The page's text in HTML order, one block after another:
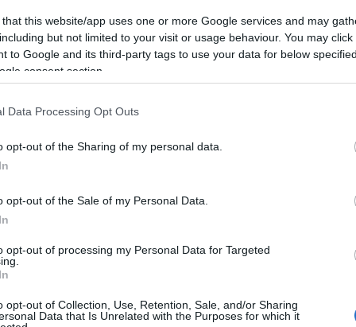
that this website/app uses one or more Google services and may
but not limited to your visit or usage behaviour. You may
to Google and its third-party tags to use your data for below
consent section.
Data Processing Opt Outs
opt-out of the Sharing of my personal data.
opt-out of the Sale of my Personal Data.
opt-out of processing my Personal Data for Targeted
opt-out of Collection, Use, Retention, Sale, and/or Sharing
Data that Is Unrelated with the Purposes for which it
trackback címe:
Kommentek:
felhasználói tartalomnak minősülnek, értük aszolgáltatás technikai
ellenőrzi. Kifogás esetén forduljon a blog szerkesztőjéhez. Részletek a
11/